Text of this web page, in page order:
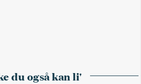
du også kan li'